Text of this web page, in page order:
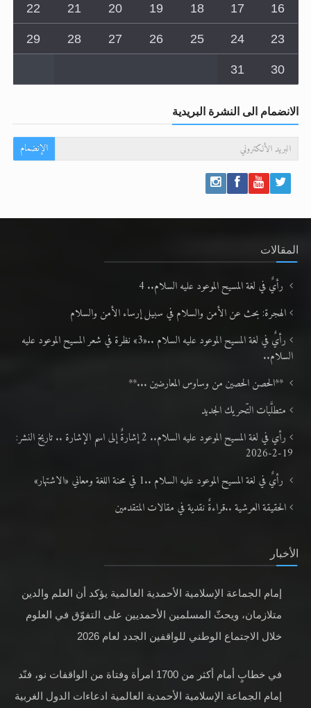
16
17
18
19
20
21
22
23
24
25
26
27
28
29
30
31
الانضمام الى النشرة البريدية
الإنضمام
المقالات
رأيٌ في لغة المسيح الموعود عليه السلام.. 4
الهجرة: بحث عن الأمن والسلام في سبيل إرساء الأمن والسلام
رأيٌ في لغة المسيح الموعود عليه السلام ..«3» نظرة في شعر المسيح الموعود عليه
السلام..
**الحصن الحصين من وساوس المعارضين ...**
متطلَّبات التّحريك الجديد
رأي في لغة المسيح الموعود عليه السلام.. 2 إشارةٌ إلى اسم الإشارة .. تاريخ النشر:
19-2-2026
رأيٌ في لغة المسيح الموعود عليه السلام ..1 في محنة اللغة ومعاني «الاشتهار»
الحقيقة العرشية ..قراءةٌ نقدية في مقالات المتقدمين
الأخبار
إمام الجماعة الإسلامية الأحمدية العالمية يؤكد أن العلم والدين
متلازمان، ويحثّ المسلمين الأحمديين على التفوّق في العلوم
خلال الاجتماع الوطني للواقفين الجدد لعام 2026
في خطابٍ أمام أكثر من 1700 امرأة وفتاة من الواقفات نو، فنّد
إمام الجماعة الإسلامية الأحمدية العالمية ادعاءات الدول الغربية